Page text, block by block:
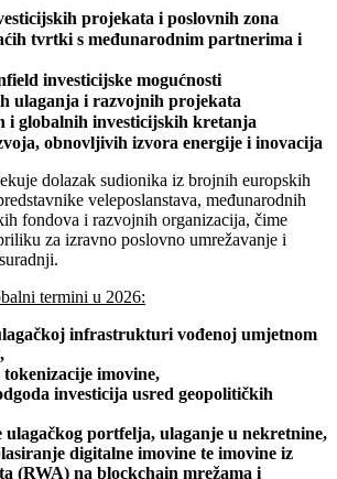
projekata i poslovnih zona
tvrtki s međunarodnim partnerima i
investicijske mogućnosti
ulaganja i razvojnih projekata
i globalnih investicijskih kretanja
obnovljivih izvora energije i inovacija
dolazak sudionika iz brojnih europskih
veleposlanstava, međunarodnih
fondova i razvojnih organizacija, čime
za izravno poslovno umrežavanje i
termini u 2026:
infrastrukturi vođenoj umjetnom
imovine,
investicija usred geopolitičkih
ulagačkog portfelja, ulaganje u nekretnine,
digitalne imovine te imovine iz
(RWA) na blockchain mrežama i